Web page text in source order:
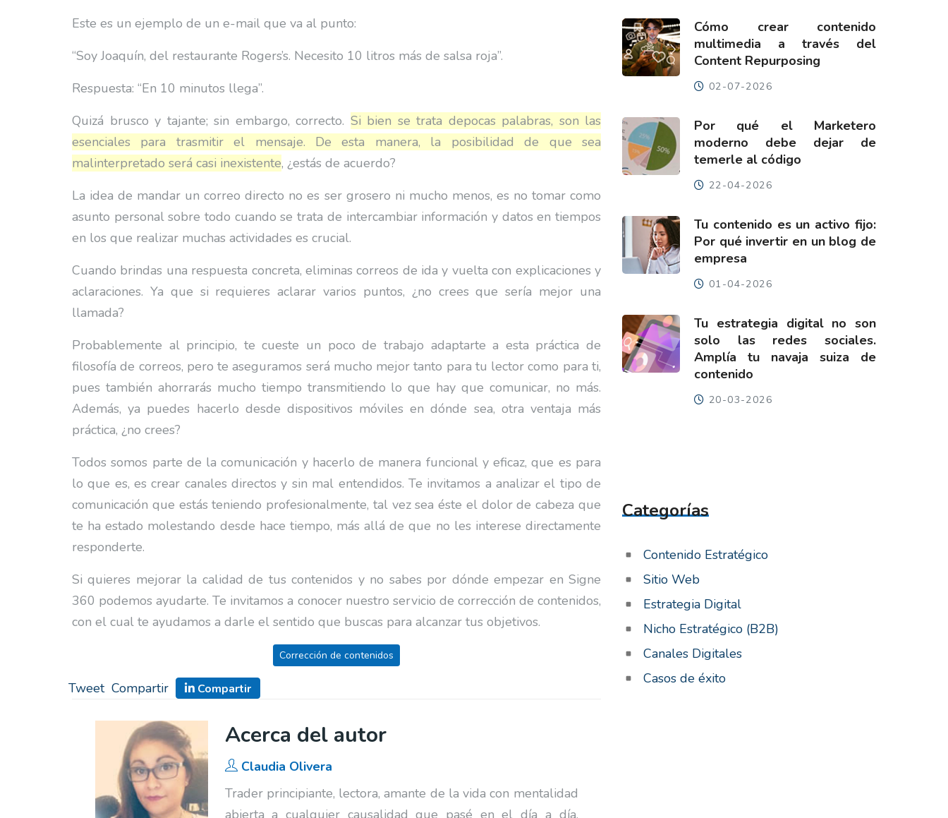
Este es un ejemplo de un e-mail que va al punto:
“Soy Joaquín, del restaurante Rogers’s. Necesito 10 litros más de salsa roja”.
Respuesta: “En 10 minutos llega”.
Quizá brusco y tajante; sin embargo, correcto. Si bien se trata depocas palabras, son las
esenciales para trasmitir el mensaje. De esta manera, la posibilidad de que sea
malinterpretado será casi inexistente, ¿estás de acuerdo?
La idea de mandar un correo directo no es ser grosero ni mucho menos, es no tomar como
asunto personal sobre todo cuando se trata de intercambiar información y datos en tiempos
en los que realizar muchas actividades es crucial.
Cuando brindas una respuesta concreta, eliminas correos de ida y vuelta con explicaciones y
aclaraciones. Ya que si requieres aclarar varios puntos, ¿no crees que sería mejor una
llamada?
Probablemente al principio, te cueste un poco de trabajo adaptarte a esta práctica de
filosofía de correos, pero te aseguramos será mucho mejor tanto para tu lector como para ti,
pues también ahorrarás mucho tiempo transmitiendo lo que hay que comunicar, no más.
Además, ya puedes hacerlo desde dispositivos móviles en dónde sea, otra ventaja más
práctica, ¿no crees?
Todos somos parte de la comunicación y hacerlo de manera funcional y eficaz, que es para
lo que es, es crear canales directos y sin mal entendidos. Te invitamos a analizar el tipo de
comunicación que estás teniendo profesionalmente, tal vez sea éste el dolor de cabeza que
te ha estado molestando desde hace tiempo, más allá de que no les interese directamente
responderte.
Si quieres mejorar la calidad de tus contenidos y no sabes por dónde empezar en Signe
360 podemos ayudarte. Te invitamos a conocer nuestro servicio de corrección de contenidos,
con el cual te ayudamos a darle el sentido que buscas para alcanzar tus objetivos.
Corrección de contenidos
Tweet Compartir Compartir
Acerca del autor
Claudia Olivera
Trader principiante, lectora, amante de la vida con mentalidad
abierta a cualquier causalidad que pasé en el día a día.
Cómo crear contenido
multimedia a través del
Content Repurposing
02-07-2026
Por qué el Marketero
moderno debe dejar de
temerle al código
22-04-2026
Tu contenido es un activo fijo:
Por qué invertir en un blog de
empresa
01-04-2026
Tu estrategia digital no son
solo las redes sociales.
Amplía tu navaja suiza de
contenido
20-03-2026
Categorías
Contenido Estratégico
Sitio Web
Estrategia Digital
Nicho Estratégico (B2B)
Canales Digitales
Casos de éxito